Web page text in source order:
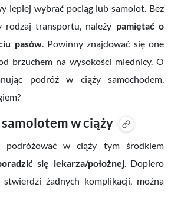
lepiej wybrać pociąg lub samolot. Bez
rodzaj transportu, należy pamiętać o
pasów. Powinny znajdować się one
brzuchem na wysokości miednicy. O
podróż w ciąży samochodem,
w ciąży
w ciąży tym środkiem
się lekarza/położnej. Dopiero
żadnych komplikacji, można